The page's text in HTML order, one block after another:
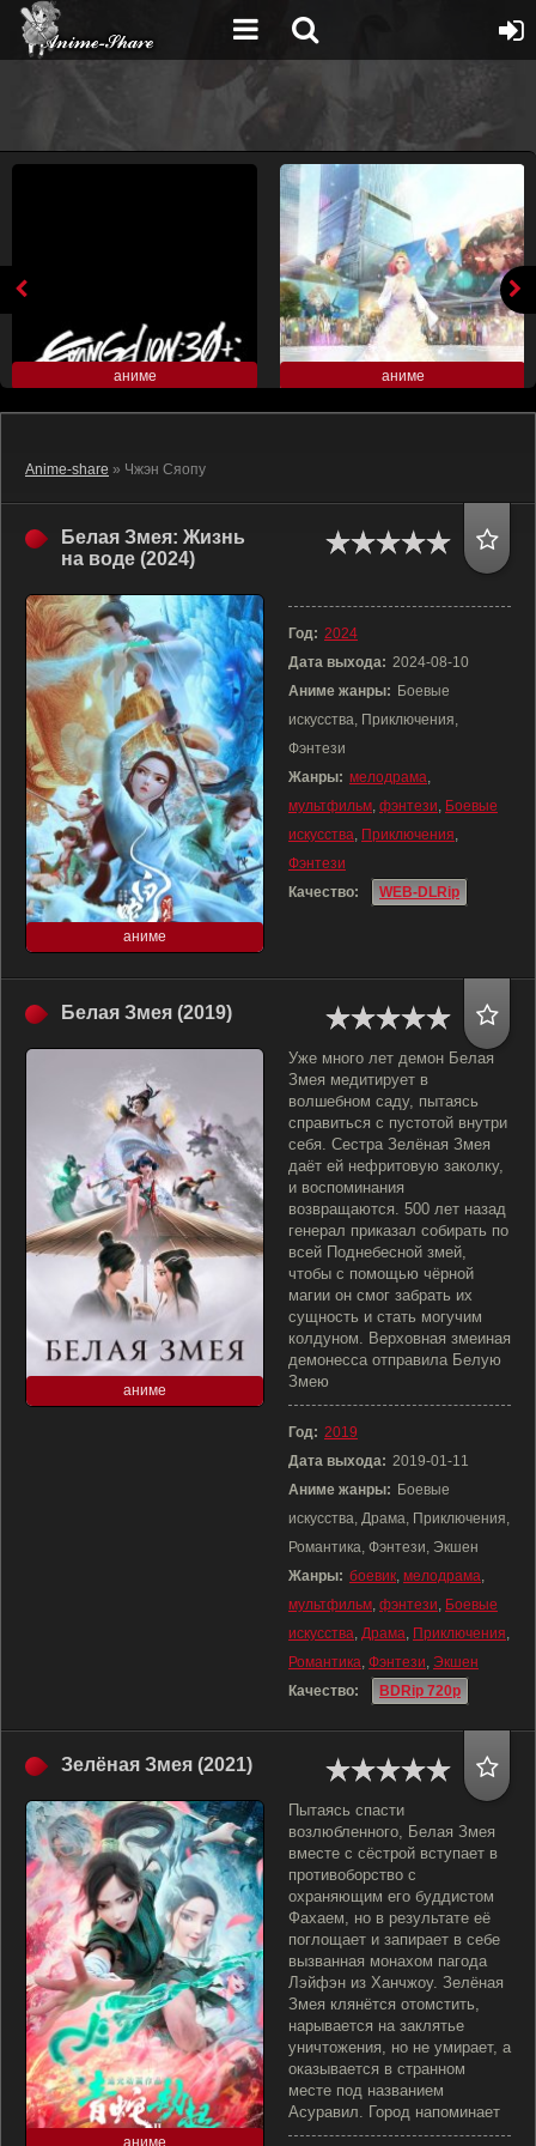
аниме аниме
Anime-share » Чжэн Сяопу
Белая Змея: Жизнь
на воде (2024)
аниме
Год: 2024
Дата выхода: 2024-08-10
Аниме жанры: Боевые
искусства, Приключения,
Фэнтези
Жанры: мелодрама,
мультфильм, фэнтези, Боевые
искусства, Приключения,
Фэнтези
Качество:
WEB-DLRip
Белая Змея (2019)
аниме
Уже много лет демон Белая
Змея медитирует в
волшебном саду, пытаясь
справиться с пустотой внутри
себя. Сестра Зелёная Змея
даёт ей нефритовую заколку,
и воспоминания
возвращаются. 500 лет назад
генерал приказал собирать по
всей Поднебесной змей,
чтобы с помощью чёрной
магии он смог забрать их
сущность и стать могучим
колдуном. Верховная змеиная
демонесса отправила Белую
Змею
Год: 2019
Дата выхода: 2019-01-11
Аниме жанры: Боевые
искусства, Драма, Приключения,
Романтика, Фэнтези, Экшен
Жанры: боевик, мелодрама,
мультфильм, фэнтези, Боевые
искусства, Драма, Приключения,
Романтика, Фэнтези, Экшен
Качество:
BDRip 720p
Зелёная Змея (2021)
аниме
Пытаясь спасти
возлюбленного, Белая Змея
вместе с сёстрой вступает в
противоборство с
охраняющим его буддистом
Фахаем, но в результате её
поглощает и запирает в себе
вызванная монахом пагода
Лэйфэн из Ханчжоу. Зелёная
Змея клянётся отомстить,
нарывается на заклятье
уничтожения, но не умирает, а
оказывается в странном
месте под названием
Асуравил. Город напоминает